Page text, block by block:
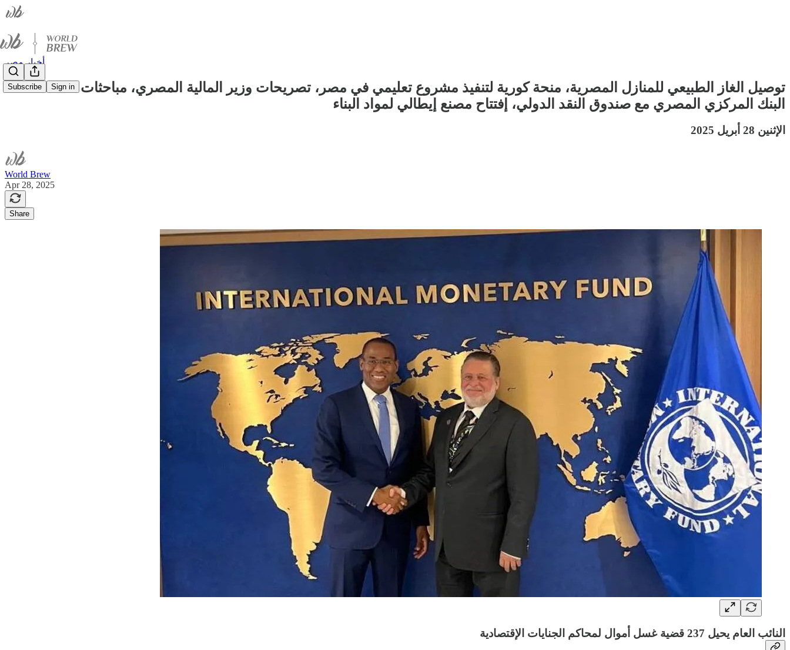
Subscribe Sign in
أخبار مصر
توصيل الغاز الطبيعي للمنازل المصرية، منحة كورية لتنفيذ مشروع تعليمي في مصر، تصريحات وزير المالية المصري، مباحثات محافظ
البنك المركزي المصري مع صندوق النقد الدولي، إفتتاح مصنع إيطالي لمواد البناء
الإثنين 28 أبريل 2025
World Brew
Apr 28, 2025
Share
النائب العام يحيل 237 قضية غسل أموال لمحاكم الجنايات الإقتصادية